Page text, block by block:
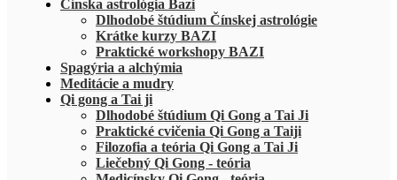
Čínska astrológia Bazi
Dlhodobé štúdium Čínskej astrológie
Krátke kurzy BAZI
Praktické workshopy BAZI
Spagýria a alchýmia
Meditácie a mudry
Qi gong a Tai ji
Dlhodobé štúdium Qi Gong a Tai Ji
Praktické cvičenia Qi Gong a Taiji
Filozofia a teória Qi Gong a Tai Ji
Liečebný Qi Gong - teória